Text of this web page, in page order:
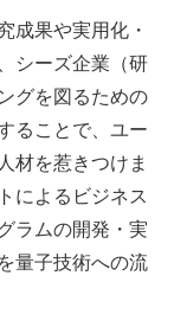
成果や実用化・
シーズ企業（研
グを図るための
ることで、ユー
材を惹きつけま
によるビジネス
ラムの開発・実
量子技術への流